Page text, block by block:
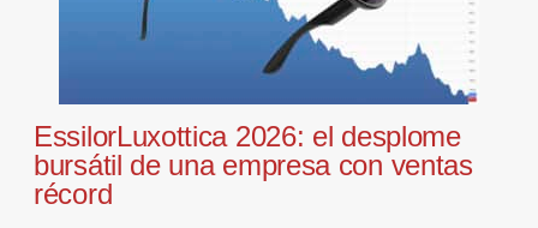
EssilorLuxottica 2026: el desplome
bursátil de una empresa con ventas
récord